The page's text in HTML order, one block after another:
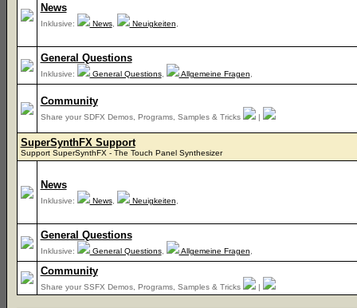
News
Inklusive: News, Neuigkeiten
General Questions
Inklusive: General Questions, Allgemeine Fragen
Community
Share your SDFX Demos, Programs, Samples & Tricks |
SuperSynthFX Support
Support SuperSynthFX - The Touch Panel Synthesizer
News
Inklusive: News, Neuigkeiten
General Questions
Inklusive: General Questions, Allgemeine Fragen
Community
Share your SSFX Demos, Programs, Samples & Tricks |